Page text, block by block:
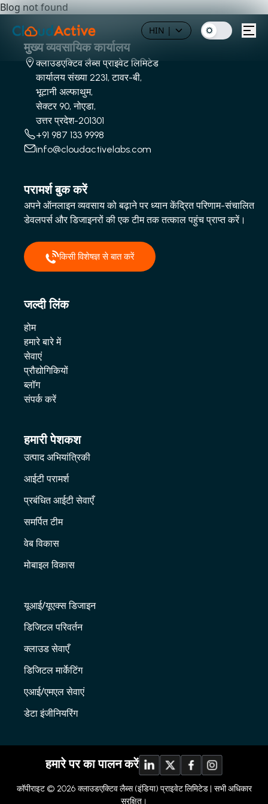
HIN |
Blog not found
मुख्य व्यवसायिक कार्यालय
क्लाउडएक्टिव लैब्स प्राइवेट लिमिटेड
कार्यालय संख्या 2231, टावर-बी,
भूटानी अल्फाथुम,
सेक्टर 90, नोएडा,
उत्तर प्रदेश-201301
+91 987 133 9998
info@cloudactivelabs.com
परामर्श बुक करें
अपने ऑनलाइन व्यवसाय को बढ़ाने पर ध्यान केंद्रित परिणाम-संचालित
डेवलपर्स और डिजाइनरों की एक टीम तक तत्काल पहुंच प्राप्त करें।
किसी विशेषज्ञ से बात करें
जल्दी लिंक
होम
हमारे बारे में
सेवाएं
प्रौद्योगिकियों
ब्लॉग
संपर्क करें
हमारी पेशकश
उत्पाद अभियांत्रिकी
आईटी परामर्श
प्रबंधित आईटी सेवाएँ
समर्पित टीम
वेब विकास
मोबाइल विकास
यूआई/यूएक्स डिजाइन
डिजिटल परिवर्तन
क्लाउड सेवाएँ
डिजिटल मार्केटिंग
एआई/एमएल सेवाएं
डेटा इंजीनियरिंग
हमारे पर का पालन करें
कॉपीराइट © 2026 क्लाउडएक्टिव लैब्स (इंडिया) प्राइवेट लिमिटेड | सभी अधिकार
सुरक्षित।